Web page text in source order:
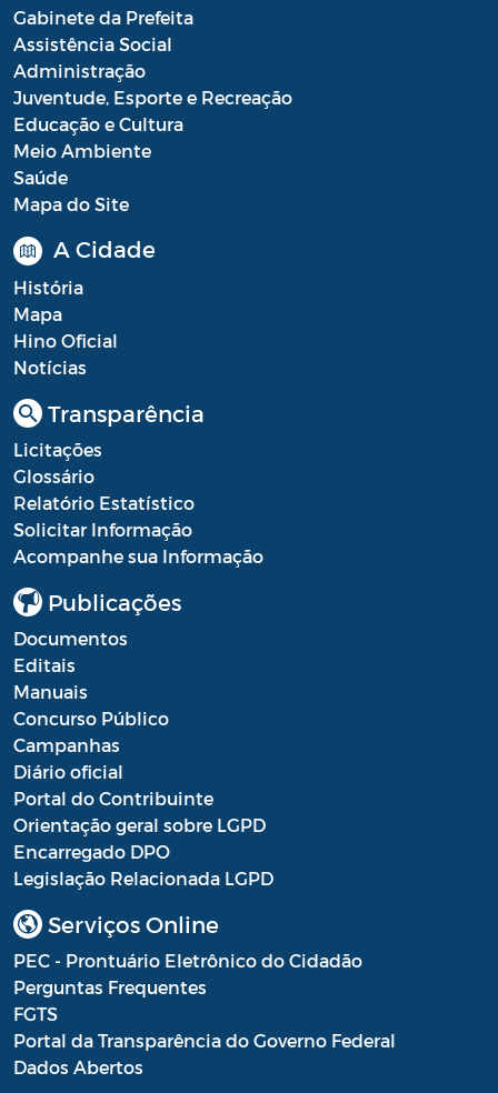
Gabinete da Prefeita
Assistência Social
Administração
Juventude, Esporte e Recreação
Educação e Cultura
Meio Ambiente
Saúde
Mapa do Site
A Cidade
História
Mapa
Hino Oficial
Notícias
Transparência
Licitações
Glossário
Relatório Estatístico
Solicitar Informação
Acompanhe sua Informação
Publicações
Documentos
Editais
Manuais
Concurso Público
Campanhas
Diário oficial
Portal do Contribuinte
Orientação geral sobre LGPD
Encarregado DPO
Legislação Relacionada LGPD
Serviços Online
PEC - Prontuário Eletrônico do Cidadão
Perguntas Frequentes
FGTS
Portal da Transparência do Governo Federal
Dados Abertos